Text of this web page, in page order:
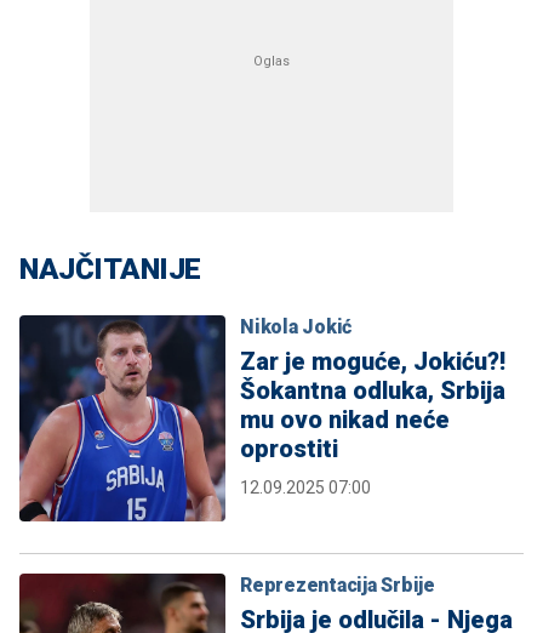
NAJČITANIJE
Nikola Jokić
Zar je moguće, Jokiću?!
Šokantna odluka, Srbija
mu ovo nikad neće
oprostiti
12.09.2025 07:00
Reprezentacija Srbije
Srbija je odlučila - Njega